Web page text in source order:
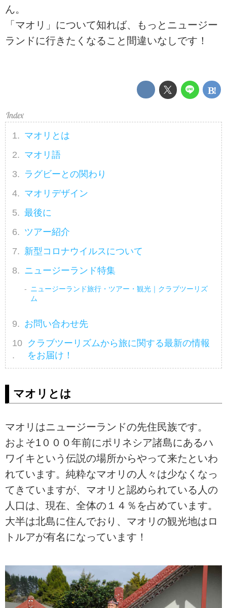
ん。
「マオリ」について知れば、もっとニュージー
ランドに行きたくなること間違いなしです！
マオリとは
マオリ語
ラグビーとの関わり
マオリデザイン
最後に
ツアー紹介
新型コロナウイルスについて
ニュージーランド特集
ニュージーランド旅行・ツアー・観光｜クラブツーリズ
ム
お問い合わせ先
クラブツーリズムから旅に関する最新の情報
をお届け！
マオリとは
マオリはニュージーランドの先住民族です。
およそ1０００年前にポリネシア諸島にあるハ
ワイキという伝説の場所からやって来たといわ
れています。純粋なマオリの人々は少なくなっ
てきていますが、マオリと認められている人の
人口は、現在、全体の１４％を占めています。
大半は北島に住んでおり、マオリの観光地はロ
トルアが有名になっています！